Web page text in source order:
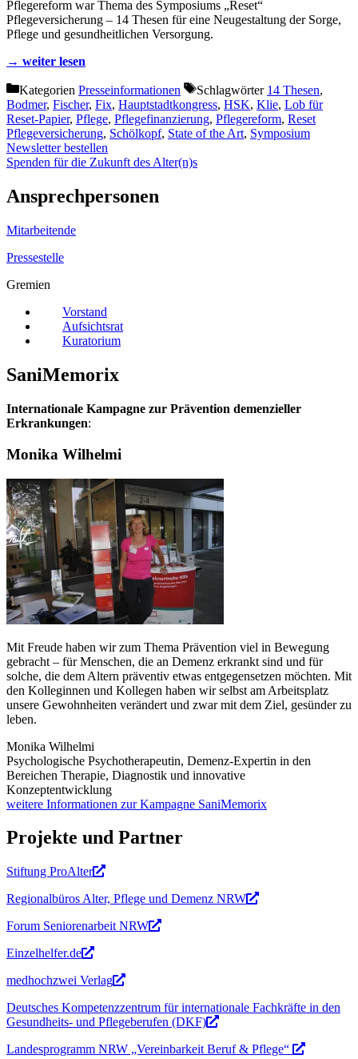
Pflegereform war Thema des Symposiums „Reset“
Pflegeversicherung – 14 Thesen für eine Neugestaltung der Sorge,
Pflege und gesundheitlichen Versorgung.
→ weiter lesen
Kategorien Presseinformationen Schlagwörter 14 Thesen,
Bodmer, Fischer, Fix, Hauptstadtkongress, HSK, Klie, Lob für
Reset-Papier, Pflege, Pflegefinanzierung, Pflegereform, Reset
Pflegeversicherung, Schölkopf, State of the Art, Symposium
Newsletter bestellen
Spenden für die Zukunft des Alter(n)s
Ansprechpersonen
Mitarbeitende
Pressestelle
Gremien
Vorstand
Aufsichtsrat
Kuratorium
SaniMemorix
Internationale Kampagne zur Prävention demenzieller
Erkrankungen:
Monika Wilhelmi
Mit Freude haben wir zum Thema Prävention viel in Bewegung
gebracht – für Menschen, die an Demenz erkrankt sind und für
solche, die dem Altern präventiv etwas entgegensetzen möchten. Mit
den Kolleginnen und Kollegen haben wir selbst am Arbeitsplatz
unsere Gewohnheiten verändert und zwar mit dem Ziel, gesünder zu
leben.
Monika Wilhelmi
Psychologische Psychotherapeutin, Demenz-Expertin in den
Bereichen Therapie, Diagnostik und innovative
Konzeptentwicklung
weitere Informationen zur Kampagne SaniMemorix
Projekte und Partner
Stiftung ProAlter
Regionalbüros Alter, Pflege und Demenz NRW
Forum Seniorenarbeit NRW
Einzelhelfer.de
medhochzwei Verlag
Deutsches Kompetenzzentrum für internationale Fachkräfte in den
Gesundheits- und Pflegeberufen (DKF)
Landesprogramm NRW „Vereinbarkeit Beruf & Pflege“